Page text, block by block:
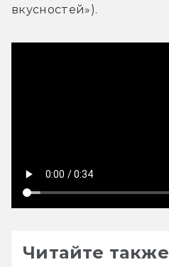
вкусностей»).
Читайте также